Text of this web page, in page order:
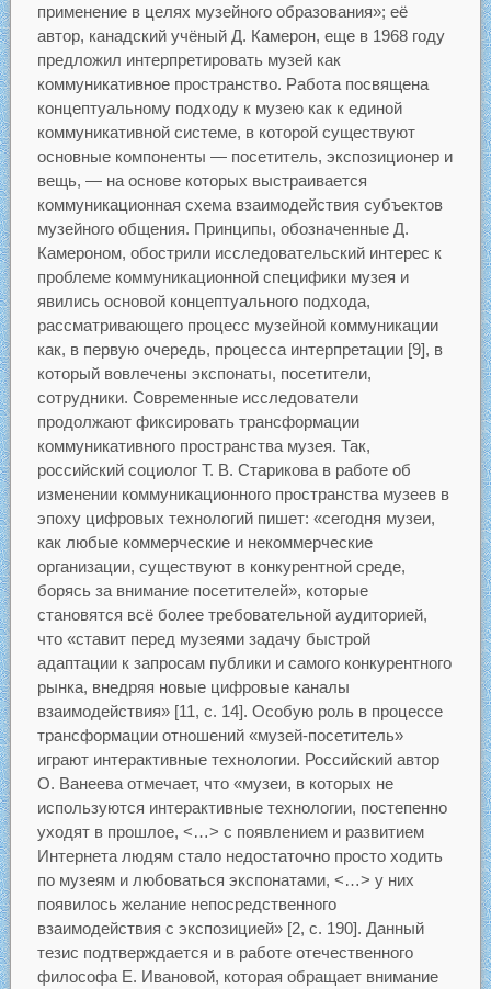
применение в целях музейного образования»; её
автор, канадский учёный Д. Камерон, еще в 1968 году
предложил интерпретировать музей как
коммуникативное пространство. Работа посвящена
концептуальному подходу к музею как к единой
коммуникативной системе, в которой существуют
основные компоненты — посетитель, экспозиционер и
вещь, — на основе которых выстраивается
коммуникационная схема взаимодействия субъектов
музейного общения. Принципы, обозначенные Д.
Камероном, обострили исследовательский интерес к
проблеме коммуникационной специфики музея и
явились основой концептуального подхода,
рассматривающего процесс музейной коммуникации
как, в первую очередь, процесса интерпретации [9], в
который вовлечены экспонаты, посетители,
сотрудники. Современные исследователи
продолжают фиксировать трансформации
коммуникативного пространства музея. Так,
российский социолог Т. В. Старикова в работе об
изменении коммуникационного пространства музеев в
эпоху цифровых технологий пишет: «сегодня музеи,
как любые коммерческие и некоммерческие
организации, существуют в конкурентной среде,
борясь за внимание посетителей», которые
становятся всё более требовательной аудиторией,
что «ставит перед музеями задачу быстрой
адаптации к запросам публики и самого конкурентного
рынка, внедряя новые цифровые каналы
взаимодействия» [11, с. 14]. Особую роль в процессе
трансформации отношений «музей-посетитель»
играют интерактивные технологии. Российский автор
О. Ванеева отмечает, что «музеи, в которых не
используются интерактивные технологии, постепенно
уходят в прошлое, <…> с появлением и развитием
Интернета людям стало недостаточно просто ходить
по музеям и любоваться экспонатами, <…> у них
появилось желание непосредственного
взаимодействия с экспозицией» [2, с. 190]. Данный
тезис подтверждается и в работе отечественного
философа Е. Ивановой, которая обращает внимание